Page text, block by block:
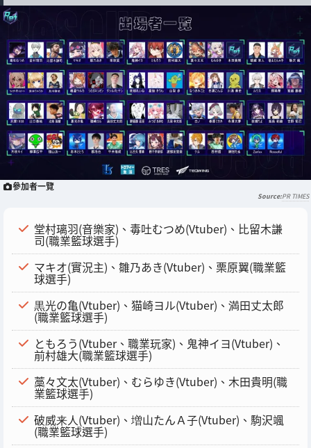
參加者一覽
PR TIMES
堂村璃羽(音樂家)、毒吐むつめ(Vtuber)、比留木謙
司(職業籃球選手)
マキオ(實況主)、雛乃あき(Vtuber)、栗原翼(職業籃
球選手)
黒光の亀(Vtuber)、猫崎ヨル(Vtuber)、満田丈太郎
(職業籃球選手)
ともろう(Vtuber、職業玩家)、鬼神イヨ(Vtuber)、
前村雄大(職業籃球選手)
藁々文太(Vtuber)、むらゆき(Vtuber)、木田貴明(職
業籃球選手)
破威来人(Vtuber)、増山たんＡ子(Vtuber)、駒沢颯
(職業籃球選手)